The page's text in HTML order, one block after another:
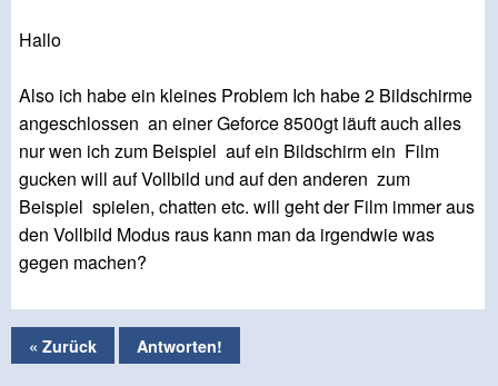
Hallo
Also ich habe ein kleines Problem Ich habe 2 Bildschirme
angeschlossen an einer Geforce 8500gt läuft auch alles
nur wen ich zum Beispiel auf ein Bildschirm ein Film
gucken will auf Vollbild und auf den anderen zum
Beispiel spielen, chatten etc. will geht der Film immer aus
den Vollbild Modus raus kann man da irgendwie was
gegen machen?
« Zurück Antworten!